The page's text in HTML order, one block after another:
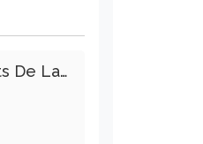
Les Bienfaits De La Marche Sur La Santé Physique Et Mentale